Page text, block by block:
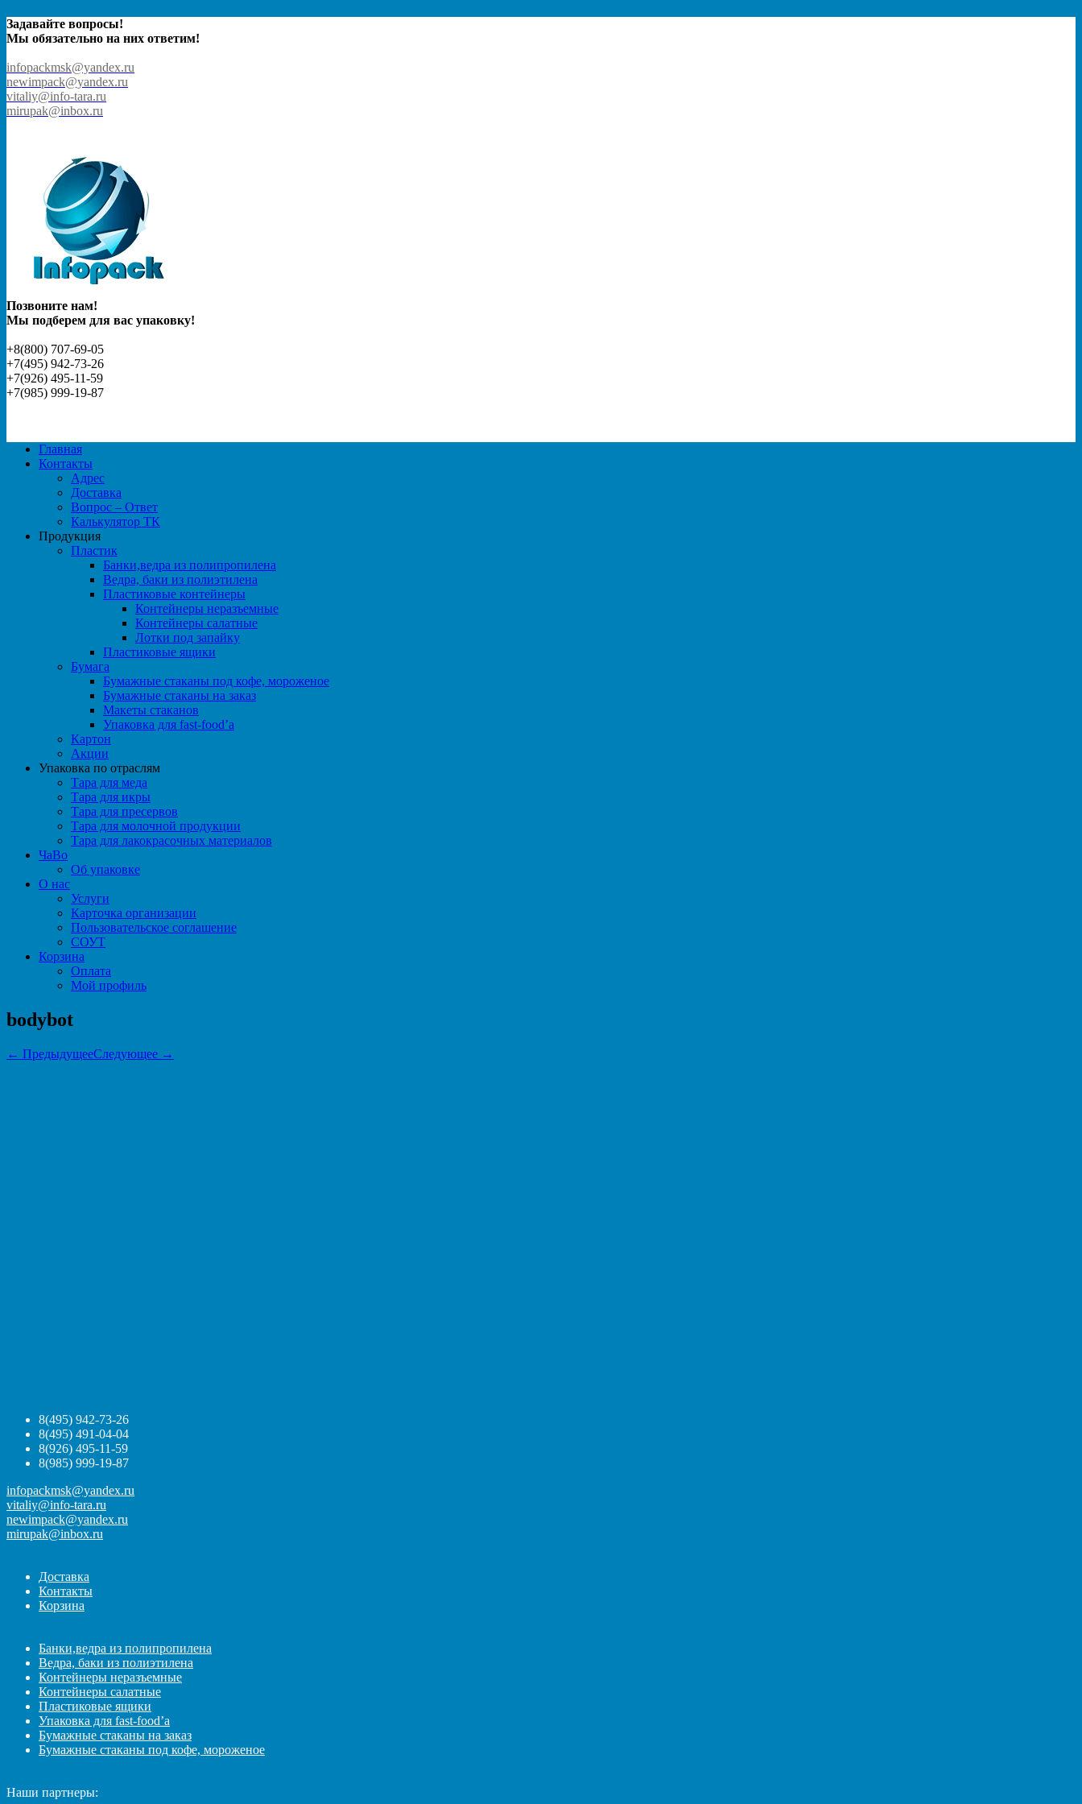
Задавайте вопросы!
Мы обязательно на них ответим!
infopackmsk@yandex.ru
newimpack@yandex.ru
vitaliy@info-tara.ru
mirupak@inbox.ru
Позвоните нам!
Мы подберем для вас упаковку!
+8(800) 707-69-05
+7(495) 942-73-26
+7(926) 495-11-59
+7(985) 999-19-87
Главная
Контакты
Адрес
Доставка
Вопрос – Ответ
Калькулятор ТК
Продукция
Пластик
Банки,ведра из полипропилена
Ведра, баки из полиэтилена
Пластиковые контейнеры
Контейнеры неразъемные
Контейнеры салатные
Лотки под запайку
Пластиковые ящики
Бумага
Бумажные стаканы под кофе, мороженое
Бумажные стаканы на заказ
Макеты стаканов
Упаковка для fast-food’а
Картон
Акции
Упаковка по отраслям
Тара для меда
Тара для икры
Тара для пресервов
Тара для молочной продукции
Тара для лакокрасочных материалов
ЧаВо
Об упаковке
О нас
Услуги
Карточка организации
Пользовательское соглашение
СОУТ
Корзина
Оплата
Мой профиль
bodybot
← ПредыдущееСледующее →
8(495) 942-73-26
8(495) 491-04-04
8(926) 495-11-59
8(985) 999-19-87
infopackmsk@yandex.ru
vitaliy@info-tara.ru
newimpack@yandex.ru
mirupak@inbox.ru
Доставка
Контакты
Корзина
Банки,ведра из полипропилена
Ведра, баки из полиэтилена
Контейнеры неразъемные
Контейнеры салатные
Пластиковые ящики
Упаковка для fast-food’а
Бумажные стаканы на заказ
Бумажные стаканы под кофе, мороженое
Наши партнеры: